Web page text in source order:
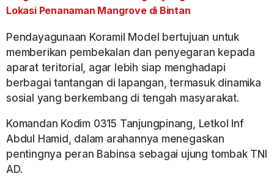
Lokasi Penanaman Mangrove di Bintan
Pendayagunaan Koramil Model bertujuan untuk
memberikan pembekalan dan penyegaran kepada
aparat teritorial, agar lebih siap menghadapi
berbagai tantangan di lapangan, termasuk dinamika
sosial yang berkembang di tengah masyarakat.
Komandan Kodim 0315 Tanjungpinang, Letkol Inf
Abdul Hamid, dalam arahannya menegaskan
pentingnya peran Babinsa sebagai ujung tombak TNI
AD.